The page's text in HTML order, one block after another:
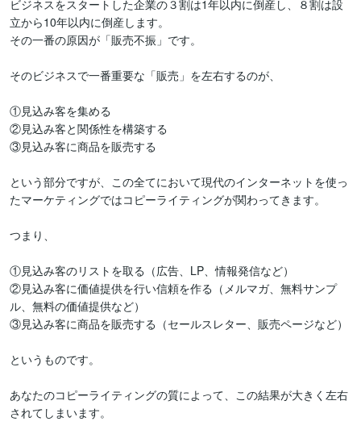
ビジネスをスタートした企業の３割は1年以内に倒産し、８割は設
立から10年以内に倒産します。
その一番の原因が「販売不振」です。
そのビジネスで一番重要な「販売」を左右するのが、
①見込み客を集める
②見込み客と関係性を構築する
③見込み客に商品を販売する
という部分ですが、この全てにおいて現代のインターネットを使っ
たマーケティングではコピーライティングが関わってきます。
つまり、
①見込み客のリストを取る（広告、LP、情報発信など）
②見込み客に価値提供を行い信頼を作る（メルマガ、無料サンプ
ル、無料の価値提供など）
③見込み客に商品を販売する（セールスレター、販売ページなど）
というものです。
あなたのコピーライティングの質によって、この結果が大きく左右
されてしまいます。